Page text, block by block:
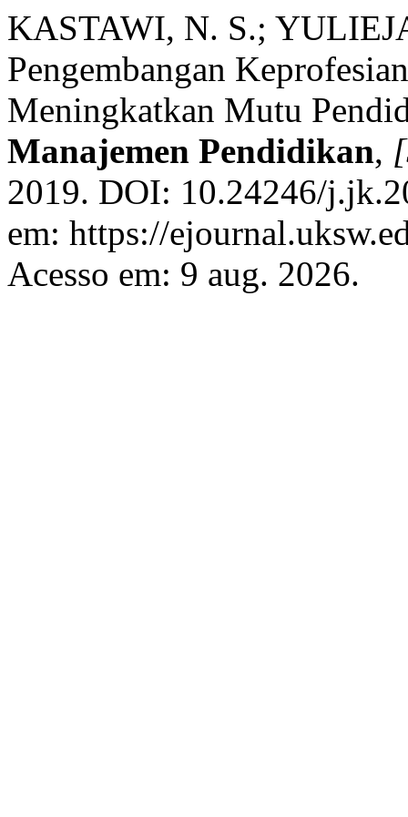
KASTAWI, N. S.;
Pengembangan
Meningkatkan Mutu
Manajemen Pendidikan,
2019. DOI: 10.24246/
em: https://
Acesso em: 9 aug. 2026.